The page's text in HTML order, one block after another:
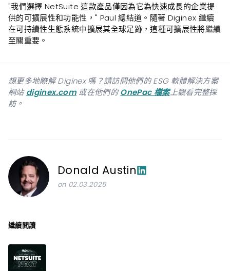
"我們選擇 NetSuite 這款產品僅因為它為快速成長的企業提
供的可擴展性和功能性，" Paul 總結道。隨著 Diginex 繼續
在可持續性生態系統中擴展其全球足跡，這種可擴展性將繼續
至關重要。
想更多地瞭解 Diginex 嗎？請訪問他們的 ESG 軟體解決方案
網站diginex.com或在他們的OnePac 檔案上觀看完整採
訪。
Donald Austin
on 02.03.2025
繼續閲讀